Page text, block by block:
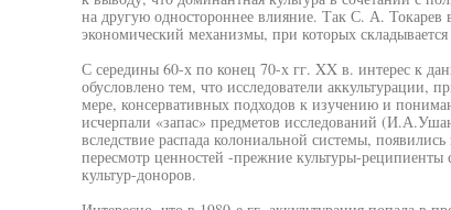
на другую одностороннее влияние. Так С. А.
экономический механизмы, при которых
С середины 60-х по конец 70-х гг. XX в. интерес к
обусловлено тем, что исследователи аккультурации,
мере, консервативных подходов к изучению и
исчерпали «запас» предметов исследований
вследствие распада колониальной системы,
пересмотр ценностей -прежние культуры-
культур-доноров.